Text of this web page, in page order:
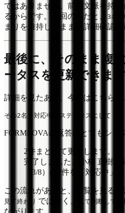
ではありません。前の文脈を持
るからです。今回の例だと、
3名
まりを維持したまま、詳細確認に
最後に、そのまま複
ータスを更新できま
詳細を見たあと、今回はこちらが
FORMLOVAの返答はとてもシン
2件まとめて更新します。
完了しました。小林 直樹（
（3/8）の2件を「対応中」
この流れがあると、一覧を見るだ
見て終わり ではなく、 見て判断して、
ながります。